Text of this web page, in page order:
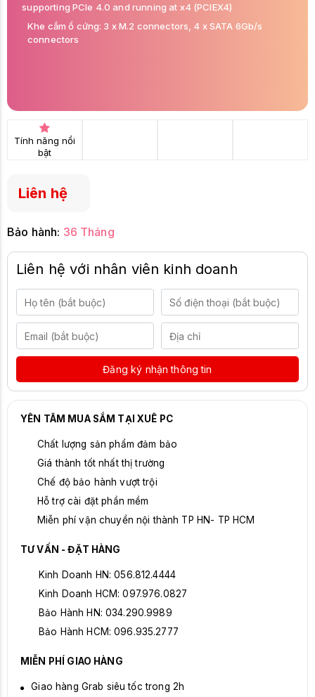
supporting PCIe 4.0 and running at x4 (PCIEX4)
Khe cắm ổ cứng: 3 x M.2 connectors, 4 x SATA 6Gb/s
connectors
Tính năng nổi
bật
Liên hệ
Bảo hành: 36 Tháng
Liên hệ với nhân viên kinh doanh
Đăng ký nhận thông tin
YÊN TÂM MUA SẮM TẠI XUÊ PC
Chất lượng sản phẩm đảm bảo
Giá thành tốt nhất thị trường
Chế độ bảo hành vượt trội
Hỗ trợ cài đặt phần mềm
Miễn phí vận chuyển nội thành TP HN- TP HCM
TƯ VẤN - ĐẶT HÀNG
Kinh Doanh HN: 056.812.4444
Kinh Doanh HCM: 097.976.0827
Bảo Hành HN: 034.290.9989
Bảo Hành HCM: 096.935.2777
MIỄN PHÍ GIAO HÀNG
Giao hàng Grab siêu tốc trong 2h